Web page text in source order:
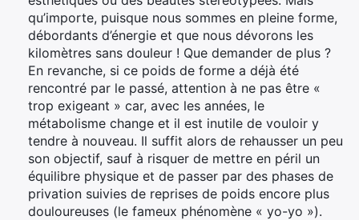
qu’importe, puisque nous sommes en pleine forme,
débordants d’énergie et que nous dévorons les
kilomètres sans douleur ! Que demander de plus ?
En revanche, si ce poids de forme a déjà été
rencontré par le passé, attention à ne pas être «
trop exigeant » car, avec les années, le
métabolisme change et il est inutile de vouloir y
tendre à nouveau. Il suffit alors de rehausser un peu
son objectif, sauf à risquer de mettre en péril un
équilibre physique et de passer par des phases de
privation suivies de reprises de poids encore plus
douloureuses (le fameux phénomène « yo-yo »).